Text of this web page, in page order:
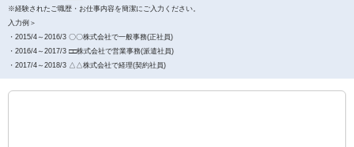
※経験されたご職歴・お仕事内容を簡潔にご入力ください。
入力例＞
・2015/4～2016/3 〇〇株式会社で一般事務(正社員)
・2016/4～2017/3 □□株式会社で営業事務(派遣社員)
・2017/4～2018/3 △△株式会社で経理(契約社員)